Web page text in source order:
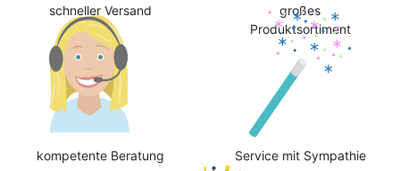
schneller Versand
großes
Produktsortiment
kompetente Beratung Service mit Sympathie